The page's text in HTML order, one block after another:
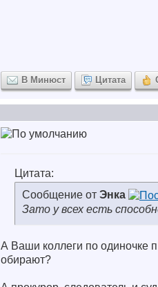
В Минюст Цитата
Цитата:
Сообщение от Энка
Зато у всех есть
А Ваши коллеги по одиночке
обирают?